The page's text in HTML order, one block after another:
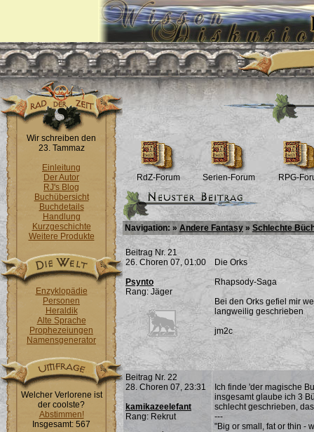
Wir schreiben den
23. Tammaz
Einleitung
Der Autor
RJ's Blog
Buchübersicht
Buchdetails
Handlung
Kurzgeschichte
Weitere Produkte
Enzyklopädie
Personen
Heraldik
Alte Sprache
Prophezeiungen
Namensgenerator
Welcher Verlorene ist
der coolste?
Abstimmen!
Insgesamt: 567
RdZ-Forum Serien-Forum RPG-
Navigation: » Andere Fantasy » Schlechte
Beitrag Nr. 21
26. Choren 07, 01:00
Psynto
Rang: Jäger
Die Orks
Rhapsody-Saga
Bei den Orks gefiel mir
langweilig geschrieben
jm2c
Beitrag Nr. 22
28. Choren 07, 23:31
kamikazeelefant
Rang: Rekrut
Ich finde 'der magische
insgesamt glaube ich 3
schlecht geschrieben,
---
"Big or small, fat or thin -